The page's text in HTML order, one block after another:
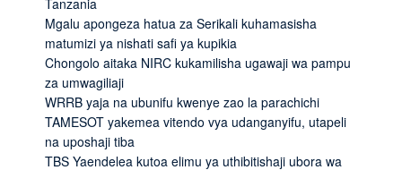
Mgalu apongeza hatua za Serikali kuhamasisha
matumizi ya nishati safi ya kupikia
Chongolo aitaka NIRC kukamilisha ugawaji wa pampu
za umwagiliaji
WRRB yaja na ubunifu kwenye zao la parachichi
TAMESOT yakemea vitendo vya udanganyifu, utapeli
na uposhaji tiba
TBS Yaendelea kutoa elimu ya uthibitishaji ubora wa